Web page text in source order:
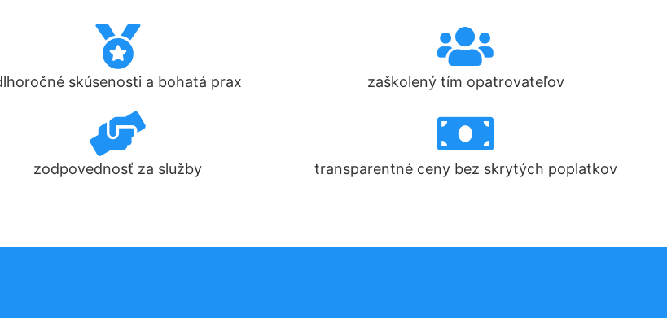
skúsenosti a bohatá prax zaškolený tím opatrovateľov
zodpovednosť za služby transparentné ceny bez skrytých poplatkov